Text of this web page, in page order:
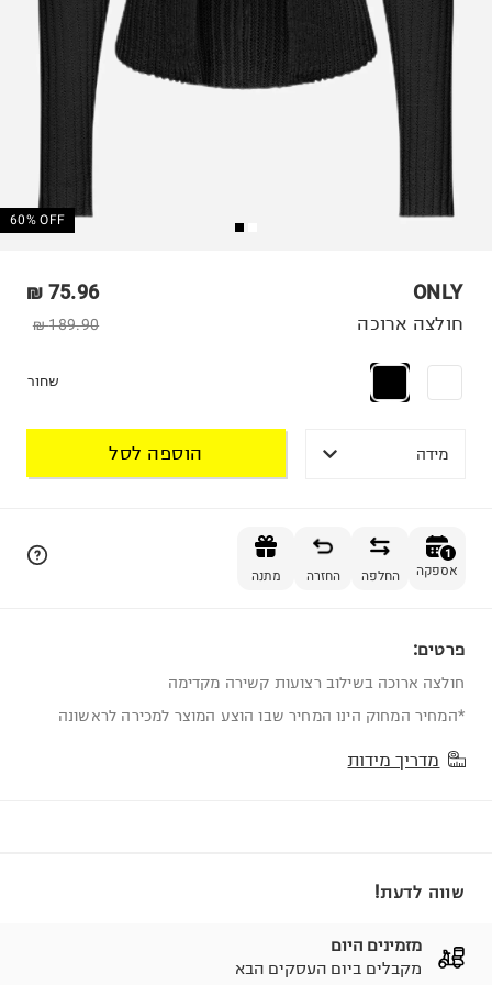
60% OFF
ONLY
75.96 ₪
189.90 ₪ חולצה ארוכה
שחור
מידה הוספה לסל
1
אספקה החלפה החזרה מתנה
פרטים:
חולצה ארוכה בשילוב רצועות קשירה מקדימה
*המחיר המחוק הינו המחיר שבו הוצע המוצר למכירה לראשונה
מדריך מידות
שווה לדעת!
מזמינים היום
מקבלים ביום העסקים הבא